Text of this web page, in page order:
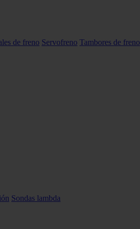
de freno Servofreno Tambores de freno
Sondas lambda